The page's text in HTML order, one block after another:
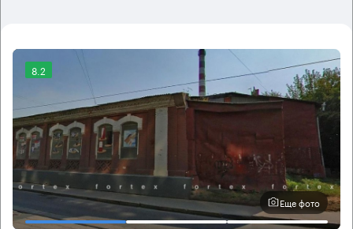
8.2
Еще фото